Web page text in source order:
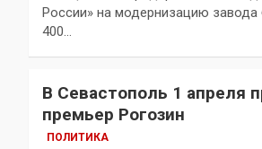
России» на модернизацию
400…
В Севастополь 1 апреля
премьер Рогозин
ПОЛИТИКА